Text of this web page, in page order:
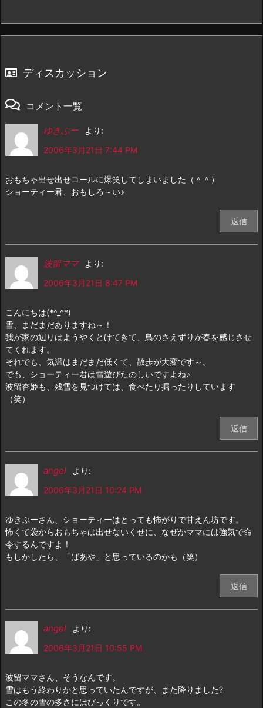
ディスカッション
コメント一覧
ゆきぶー
より:
2006年3月21日 7:44 PM
おもちゃ出せ出せコールに爆笑してしまいました（＾＾）
ショーティー君、おもしろ～い♪
返信
波留ママ
より:
2006年3月21日 8:47 PM
こんにちは(*^_^*)
雪、まだまだありますね～！
我が家の辺りはようやくとけてきて、鳥のさえずりが春を感じさせ
てくれます。
それでも、気温はまだまだ低くて、散歩が大変です～。
でも、ショーティー君は雪遊びたのしいですよね♪
波留杏姫も、残雪を見つけては、食べたり掘ったりしています
（笑）
返信
angel
より:
2006年3月21日 10:24 PM
ゆきぶーさん、ショーティーはとっても怖がりで甘えん坊です。
怖くて袋からおもちゃは出せないくせに、なぜかママには強気で命
令するんですよ！
もしかしたら、「ばあや」と思っているのかも（笑）
返信
angel
より:
2006年3月21日 10:55 PM
波留ママさん、そうなんです。
雪はもう終わりかと思っていたんですが、また降りました?
この冬の雪の多さにはびっくりです。